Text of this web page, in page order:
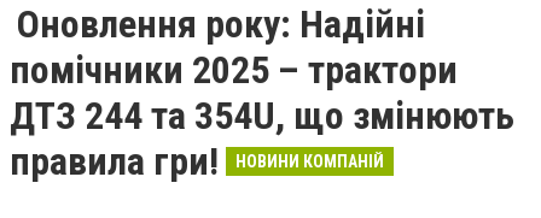
Оновлення року: Надійні
помічники 2025 – трактори
ДТЗ 244 та 354U, що змінюють
правила гри!
НОВИНИ КОМПАНІЙ